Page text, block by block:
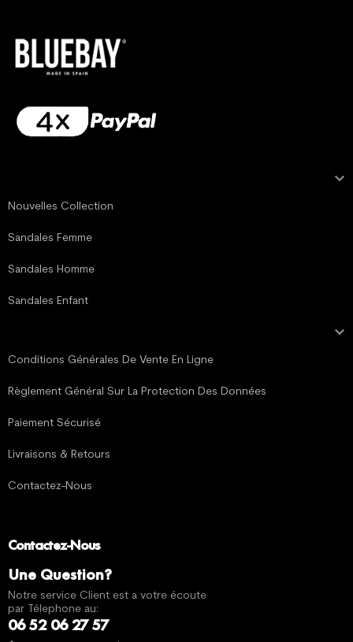

Nouvelles Collection
Sandales Femme
Sandales Homme
Sandales Enfant

Conditions Générales De Vente En Ligne
Règlement Général Sur La Protection Des Données
Paiement Sécurisé
Livraisons & Retours
Contactez-Nous
Contactez-Nous
Une Question?
Notre service Client est a votre écoute
par Télephone au:
06 52 06 27 57